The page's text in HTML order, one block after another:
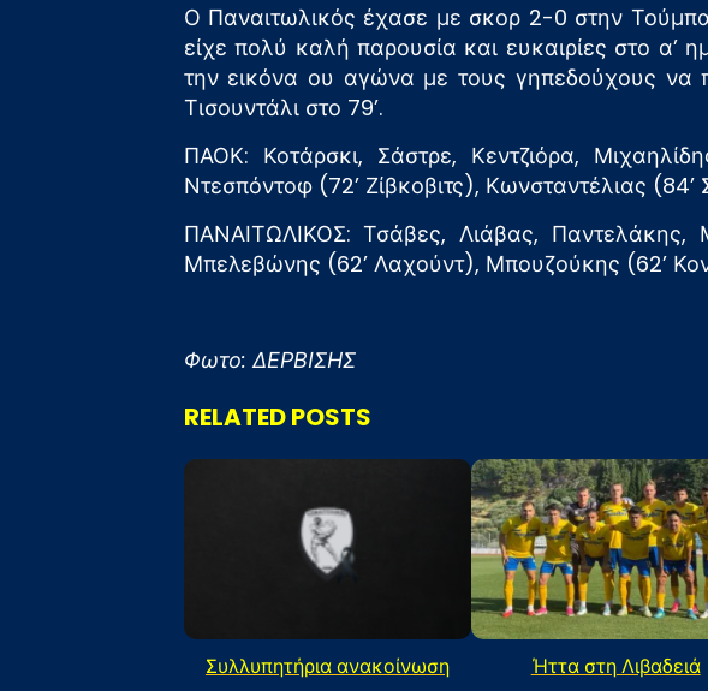
Ο Παναιτωλικός έχασε με σκορ 2-0 στην
είχε πολύ καλή παρουσία και ευκαιρίες στο α’
την εικόνα ου αγώνα με τους γηπεδούχους να
Τισουντάλι στο 79’.
ΠΑΟΚ: Κοτάρσκι, Σάστρε, Κεντζιόρα,
Ντεσπόντοφ (72’ Ζίβκοβιτς), Κωνσταντέλιας
ΠΑΝΑΙΤΩΛΙΚΟΣ: Τσάβες, Λιάβας, Παντελάκης,
Μπελεβώνης (62’ Λαχούντ), Μπουζούκης (62’
Φωτο: ΔΕΡΒΙΣΗΣ
RELATED POSTS
Συλλυπητήρια ανακοίνωση Ήττα στη Λιβαδειά